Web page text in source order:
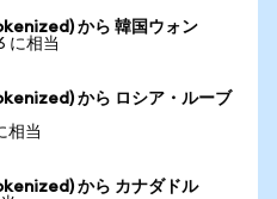
から 韓国ウォン
に相当
から ロシア・ルーブ
相当
から カナダドル